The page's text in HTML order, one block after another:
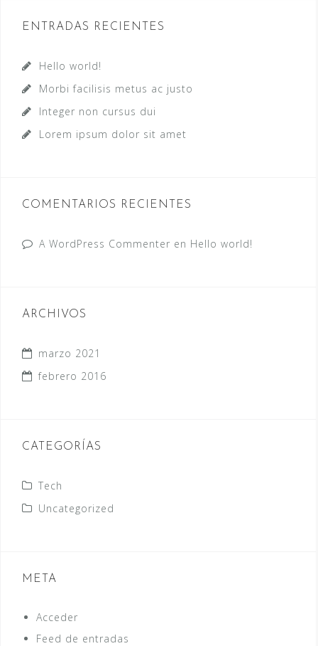
ENTRADAS RECIENTES
Hello world!
Morbi facilisis metus ac justo
Integer non cursus dui
Lorem ipsum dolor sit amet
COMENTARIOS RECIENTES
A WordPress Commenter en Hello world!
ARCHIVOS
marzo 2021
febrero 2016
CATEGORÍAS
Tech
Uncategorized
META
Acceder
Feed de entradas